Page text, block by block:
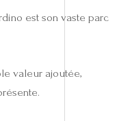
est son vaste parc
valeur ajoutée,